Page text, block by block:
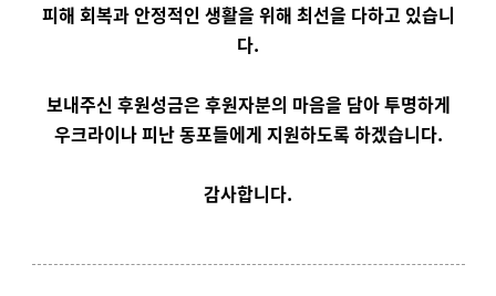
피해 회복과 안정적인 생활을 위해 최선을 다하고 있습니
다.
보내주신 후원성금은 후원자분의 마음을 담아 투명하게
우크라이나 피난 동포들에게 지원하도록 하겠습니다.
감사합니다.